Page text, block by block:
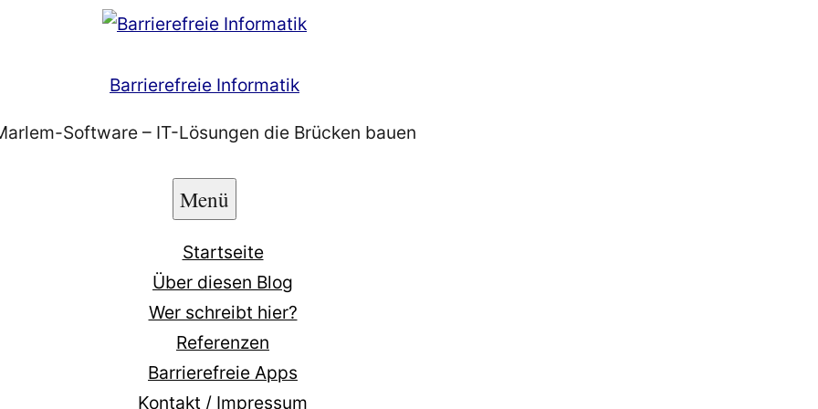
Barrierefreie Informatik
Software – IT-Lösungen die Brücken bauen
Menü
Startseite
Über diesen Blog
Wer schreibt hier?
Referenzen
Barrierefreie Apps
Kontakt / Impressum